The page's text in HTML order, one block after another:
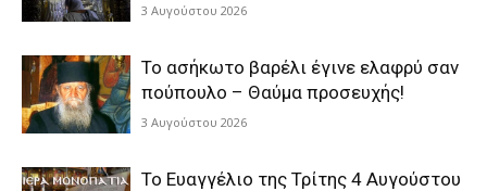
3 Αυγούστου 2026
Το ασήκωτο βαρέλι έγινε ελαφρύ σαν
πούπουλο – Θαύμα προσευχής!
3 Αυγούστου 2026
Το Ευαγγέλιο της Τρίτης 4 Αυγούστου